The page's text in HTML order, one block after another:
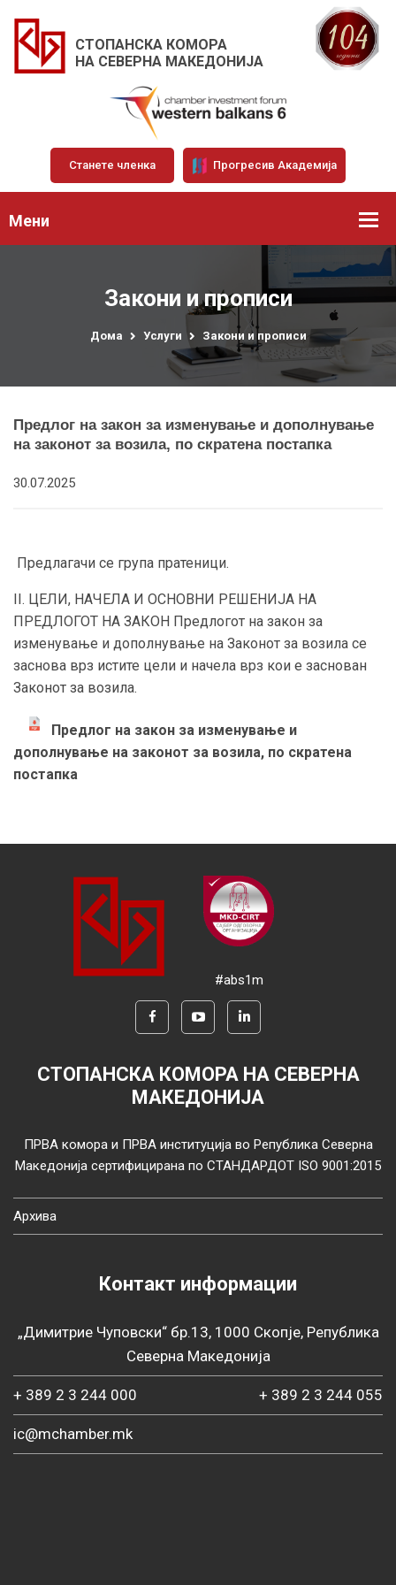
СТОПАНСКА КОМОРА
НА СЕВЕРНА МАКЕДОНИЈА
Станете членка Прогресив Академија
Мени
Закони и прописи
Дома Услуги Закони и прописи
Предлог на закон за изменување и дополнување
на законот за возила, по скратена постапка
30.07.2025
Предлагачи се група пратеници.
II. ЦЕЛИ, НАЧЕЛА И ОСНОВНИ РЕШЕНИЈА НА
ПРЕДЛОГОТ НА ЗАКОН Предлогот на закон за
изменување и дополнување на Законот за возила се
заснова врз истите цели и начела врз кои е заснован
Законот за возила.
Предлог на закон за изменување и
дополнување на законот за возила, по скратена
постапка
#abs1m
СТОПАНСКА КОМОРА НА СЕВЕРНА
МАКЕДОНИЈА
ПРВА комора и ПРВА институција во Република Северна
Македонија сертифицирана по СТАНДАРДОТ ISO 9001:2015
Архива
Контакт информации
„Димитрие Чуповски“ бр.13, 1000 Скопје, Република
Северна Македонија
+ 389 2 3 244 000 + 389 2 3 244 055
ic@mchamber.mk